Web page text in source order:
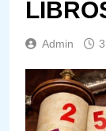
Admin